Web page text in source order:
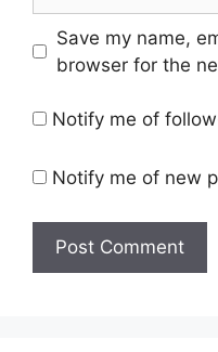
Save my name,
browser for the
Notify me of
Notify me of new